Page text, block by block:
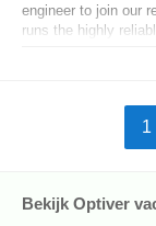
engineer to join our
runs the highly
1
Bekijk Optiver